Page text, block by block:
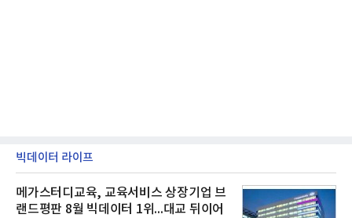
빅데이터 라이프
메가스터디교육, 교육서비스 상장기업 브
랜드평판 8월 빅데이터 1위...대교 뒤이어